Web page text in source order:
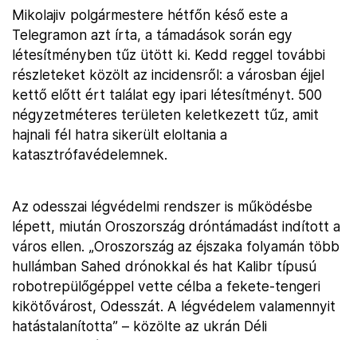
Mikolajiv polgármestere hétfőn késő este a
Telegramon azt írta, a támadások során egy
létesítményben tűz ütött ki. Kedd reggel további
részleteket közölt az incidensről: a városban éjjel
kettő előtt ért találat egy ipari létesítményt. 500
négyzetméteres területen keletkezett tűz, amit
hajnali fél hatra sikerült eloltania a
katasztrófavédelemnek.
Az odesszai légvédelmi rendszer is működésbe
lépett, miután Oroszország dróntámadást indított a
város ellen. „Oroszország az éjszaka folyamán több
hullámban Sahed drónokkal és hat Kalibr típusú
robotrepülőgéppel vette célba a fekete-tengeri
kikötővárost, Odesszát. A légvédelem valamennyit
hatástalanította” – közölte az ukrán Déli